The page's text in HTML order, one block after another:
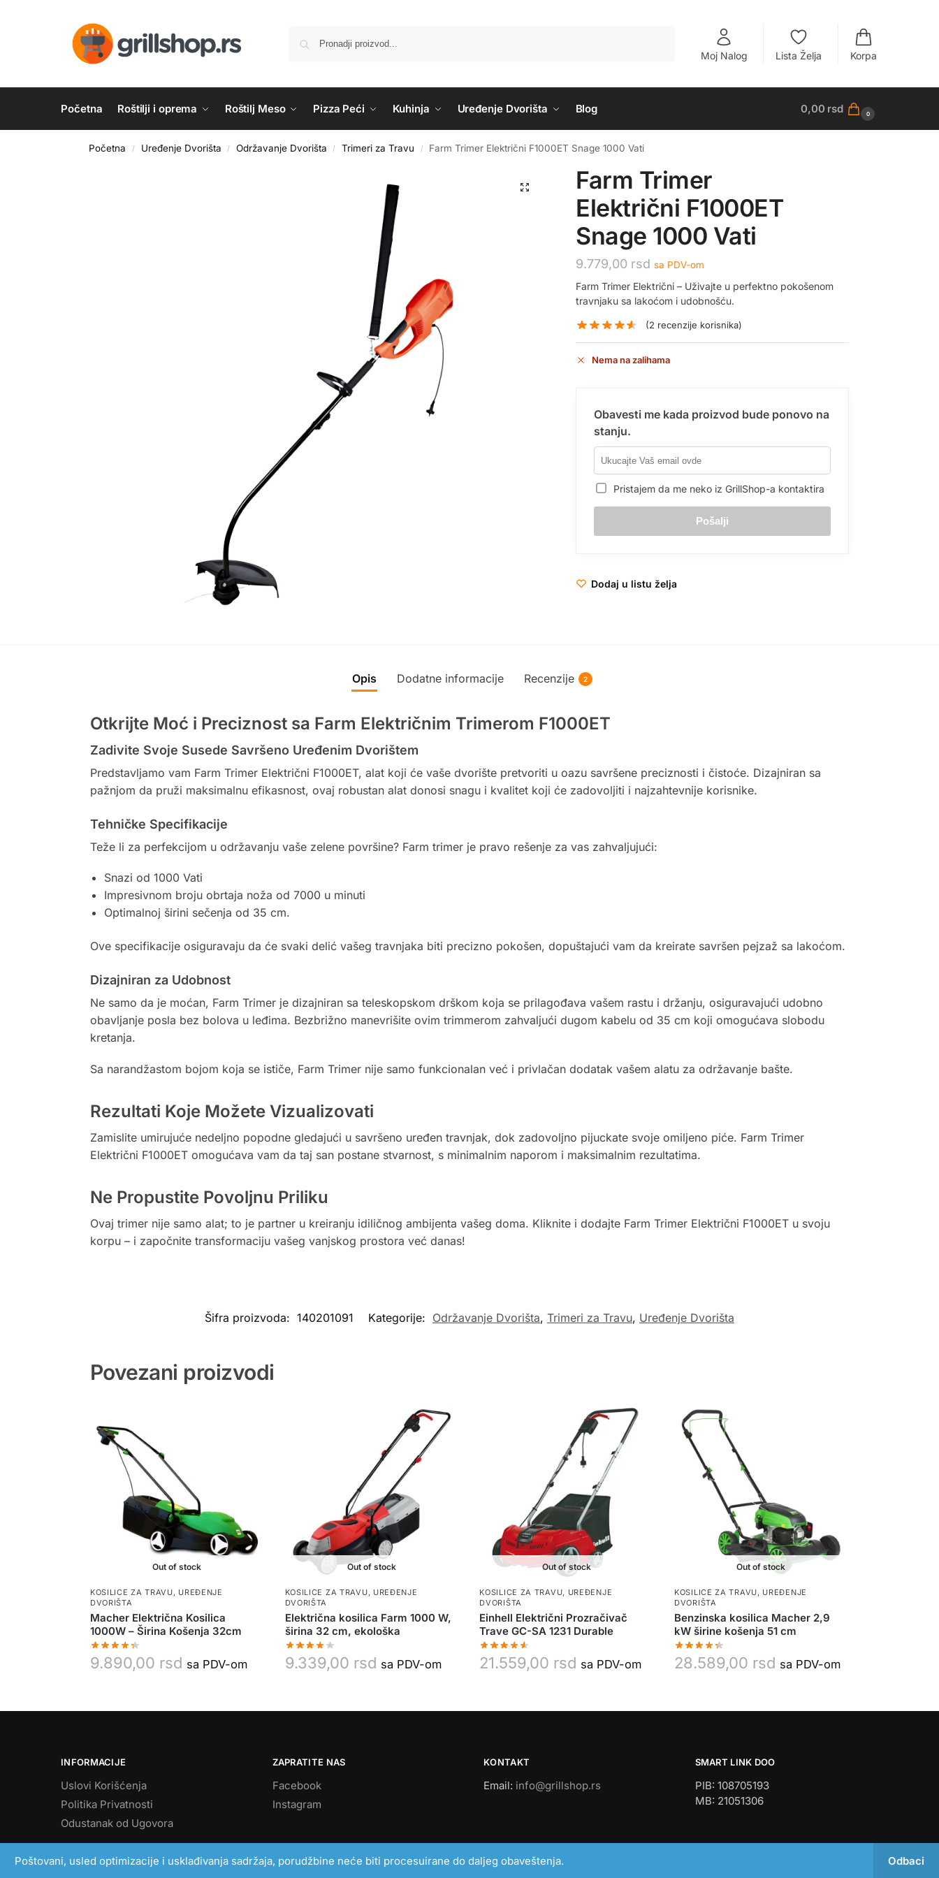
Poštovani, usled optimizacije i usklađivanja sadržaja, porudžbine neće biti procesuirane do daljeg obaveštenja. Odbaci
Moj Nalog Lista Želja Korpa
Početna Roštilji i oprema Roštilj Meso Pizza Peći Kuhinja Uređenje Dvorišta Blog 0,00 rsd 0
Početna / Uređenje Dvorišta / Održavanje Dvorišta / Trimeri za Travu / Farm Trimer Električni F1000ET Snage 1000 Vati
Farm Trimer
Električni F1000ET
Snage 1000 Vati
9.779,00 rsd sa PDV-om
Farm Trimer Električni – Uživajte u perfektno pokošenom
travnjaku sa lakoćom i udobnošću.
(2 recenzije korisnika)
Nema na zalihama
Obavesti me kada proizvod bude ponovo na
stanju.
Pristajem da me neko iz GrillShop-a kontaktira
Dodaj u listu želja
Opis Dodatne informacije Recenzije 2
Otkrijte Moć i Preciznost sa Farm Električnim Trimerom F1000ET
Zadivite Svoje Susede Savršeno Uređenim Dvorištem
Predstavljamo vam Farm Trimer Električni F1000ET, alat koji će vaše dvorište pretvoriti u oazu savršene preciznosti i čistoće. Dizajniran sa
pažnjom da pruži maksimalnu efikasnost, ovaj robustan alat donosi snagu i kvalitet koji će zadovoljiti i najzahtevnije korisnike.
Tehničke Specifikacije
Teže li za perfekcijom u održavanju vaše zelene površine? Farm trimer je pravo rešenje za vas zahvaljujući:
Snazi od 1000 Vati
Impresivnom broju obrtaja noža od 7000 u minuti
Optimalnoj širini sečenja od 35 cm.
Ove specifikacije osiguravaju da će svaki delić vašeg travnjaka biti precizno pokošen, dopuštajući vam da kreirate savršen pejzaž sa lakoćom.
Dizajniran za Udobnost
Ne samo da je moćan, Farm Trimer je dizajniran sa teleskopskom drškom koja se prilagođava vašem rastu i držanju, osiguravajući udobno
obavljanje posla bez bolova u leđima. Bezbrižno manevrišite ovim trimmerom zahvaljući dugom kabelu od 35 cm koji omogućava slobodu
kretanja.
Sa narandžastom bojom koja se ističe, Farm Trimer nije samo funkcionalan već i privlačan dodatak vašem alatu za održavanje bašte.
Rezultati Koje Možete Vizualizovati
Zamislite umirujuće nedeljno popodne gledajući u savršeno uređen travnjak, dok zadovoljno pijuckate svoje omiljeno piće. Farm Trimer
Električni F1000ET omogućava vam da taj san postane stvarnost, s minimalnim naporom i maksimalnim rezultatima.
Ne Propustite Povoljnu Priliku
Ovaj trimer nije samo alat; to je partner u kreiranju idiličnog ambijenta vašeg doma. Kliknite i dodajte Farm Trimer Električni F1000ET u svoju
korpu – i započnite transformaciju vašeg vanjskog prostora već danas!
Šifra proizvoda: 140201091 Kategorije: Održavanje Dvorišta, Trimeri za Travu, Uređenje Dvorišta
Povezani proizvodi
Out of stock
KOSILICE ZA TRAVU
UREĐENJE
DVORIŠTA
Macher Električna Kosilica
1000W – Širina Košenja 32cm
9.890,00 rsd sa PDV-om
Out of stock
KOSILICE ZA TRAVU
UREĐENJE
DVORIŠTA
Električna kosilica Farm 1000 W,
širina 32 cm, ekološka
9.339,00 rsd sa PDV-om
Out of stock
KOSILICE ZA TRAVU
UREĐENJE
DVORIŠTA
Einhell Električni Prozračivač
Trave GC-SA 1231 Durable
21.559,00 rsd sa PDV-om
Out of stock
KOSILICE ZA TRAVU
UREĐENJE
DVORIŠTA
Benzinska kosilica Macher 2,9
kW širine košenja 51 cm
28.589,00 rsd sa PDV-om
INFORMACIJE
Uslovi Korišćenja
Politika Privatnosti
Odustanak od Ugovora
ZAPRATITE NAS
Facebook
Instagram
KONTAKT
Email: info@grillshop.rs
SMART LINK DOO
PIB: 108705193
MB: 21051306